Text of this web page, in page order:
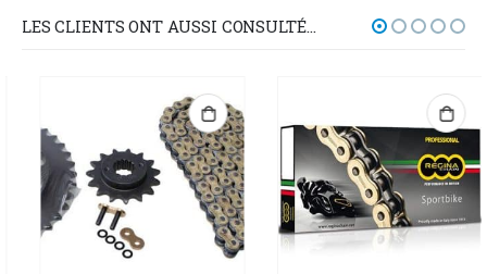
LES CLIENTS ONT AUSSI CONSULTÉ…